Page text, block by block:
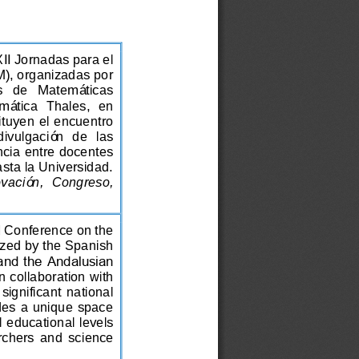
Jornadas para el
organizadas por
de   Matemáticas
Thales,  en
el encuentro
de  las
entre docentes
la Universidad.
Congreso,
on the
by the Spanish
the Andalusian
collaboration with
significant  national
a unique space
educational levels
and  science